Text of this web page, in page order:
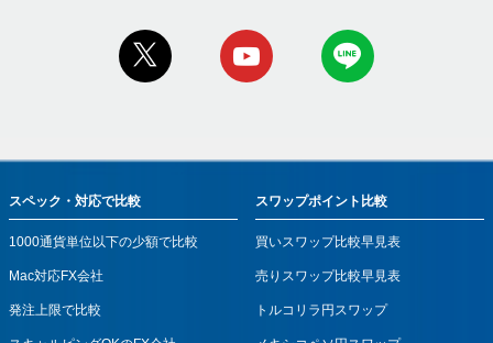
スペック・対応で比較
1000通貨単位以下の少額で比較
Mac対応FX会社
発注上限で比較
スワップポイント比較
買いスワップ比較早見表
売りスワップ比較早見表
トルコリラ円スワップ